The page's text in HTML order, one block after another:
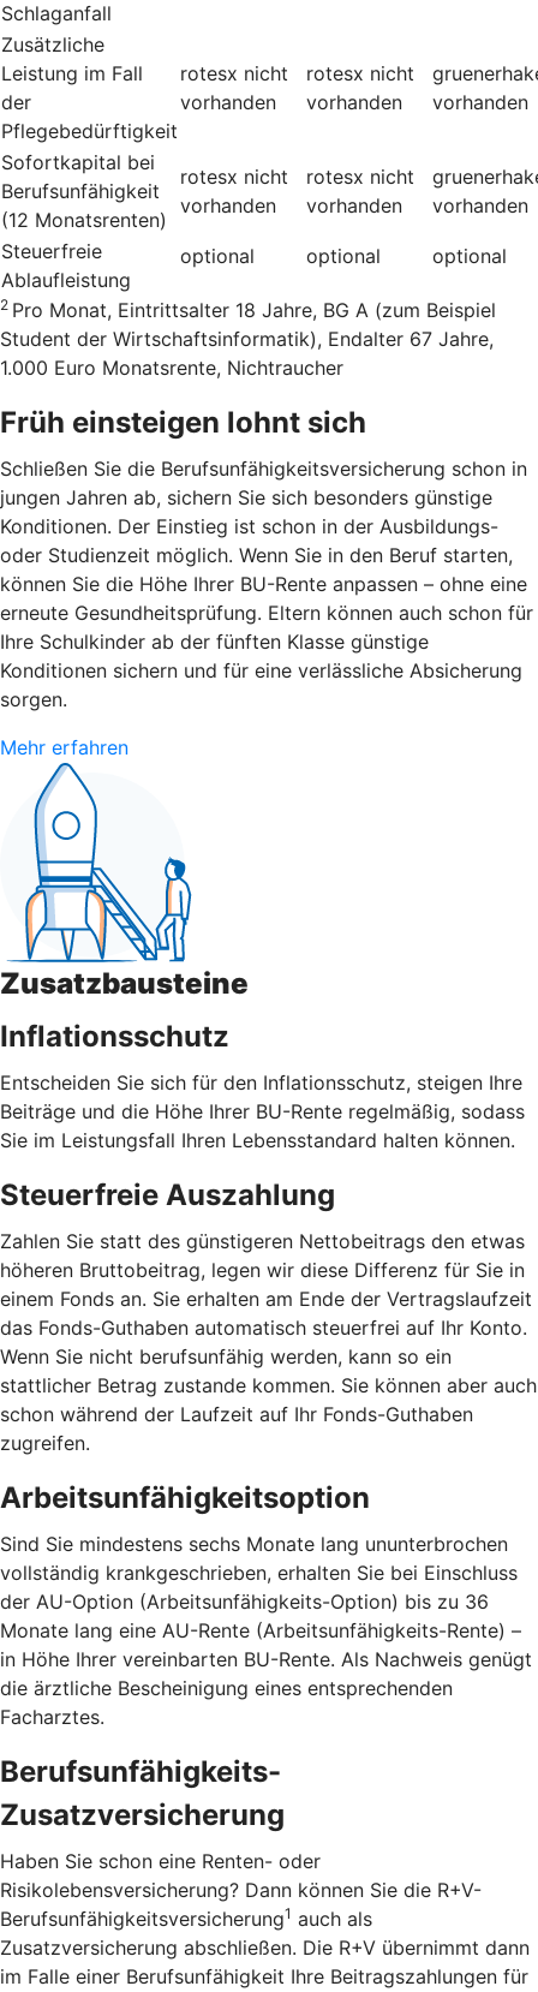
Schlaganfall
Zusätzliche
Leistung im Fall
der
Pflegebedürftigkeit
rotesx nicht
vorhanden
rotesx nicht
vorhanden
vorhanden
Sofortkapital bei
Berufsunfähigkeit
(12 Monatsrenten)
rotesx nicht
vorhanden
rotesx nicht
vorhanden
vorhanden
Steuerfreie
Ablaufleistung
optional optional optional
2 Pro Monat, Eintrittsalter 18 Jahre, BG A (zum Beispiel
Student der Wirtschaftsinformatik), Endalter 67 Jahre,
1.000 Euro Monatsrente, Nichtraucher
Früh einsteigen lohnt sich
Schließen Sie die Berufsunfähigkeitsversicherung schon in
jungen Jahren ab, sichern Sie sich besonders günstige
Konditionen. Der Einstieg ist schon in der Ausbildungs-
oder Studienzeit möglich. Wenn Sie in den Beruf starten,
können Sie die Höhe Ihrer BU-Rente anpassen – ohne eine
erneute Gesundheitsprüfung. Eltern können auch schon für
Ihre Schulkinder ab der fünften Klasse günstige
Konditionen sichern und für eine verlässliche Absicherung
sorgen.
Mehr erfahren
Zusatzbausteine
Inflationsschutz
Entscheiden Sie sich für den Inflationsschutz, steigen Ihre
Beiträge und die Höhe Ihrer BU-Rente regelmäßig, sodass
Sie im Leistungsfall Ihren Lebensstandard halten können.
Steuerfreie Auszahlung
Zahlen Sie statt des günstigeren Nettobeitrags den etwas
höheren Bruttobeitrag, legen wir diese Differenz für Sie in
einem Fonds an. Sie erhalten am Ende der Vertragslaufzeit
das Fonds-Guthaben automatisch steuerfrei auf Ihr Konto.
Wenn Sie nicht berufsunfähig werden, kann so ein
stattlicher Betrag zustande kommen. Sie können aber auch
schon während der Laufzeit auf Ihr Fonds-Guthaben
zugreifen.
Arbeitsunfähigkeitsoption
Sind Sie mindestens sechs Monate lang ununterbrochen
vollständig krankgeschrieben, erhalten Sie bei Einschluss
der AU-Option (Arbeitsunfähigkeits-Option) bis zu 36
Monate lang eine AU-Rente (Arbeitsunfähigkeits-Rente) –
in Höhe Ihrer vereinbarten BU-Rente. Als Nachweis genügt
die ärztliche Bescheinigung eines entsprechenden
Facharztes.
Berufsunfähigkeits-
Zusatzversicherung
Haben Sie schon eine Renten- oder
Risikolebensversicherung? Dann können Sie die R+V-
Berufsunfähigkeitsversicherung1 auch als
Zusatzversicherung abschließen. Die R+V übernimmt dann
im Falle einer Berufsunfähigkeit Ihre Beitragszahlungen für